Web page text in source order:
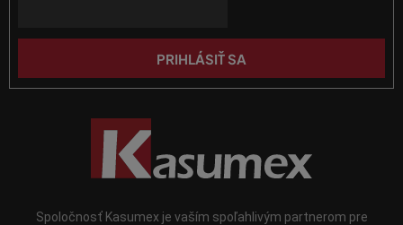
ý
p
i
Spoločnosť Kasumex je vaším spoľahlivým partnerom pre
PRIHLÁSIŤ SA